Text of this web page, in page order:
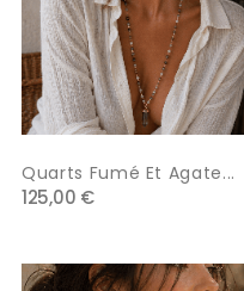
Quarts Fumé Et Agate...
125,00 €